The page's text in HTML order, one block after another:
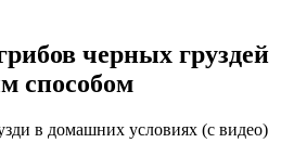
черных груздей
способом